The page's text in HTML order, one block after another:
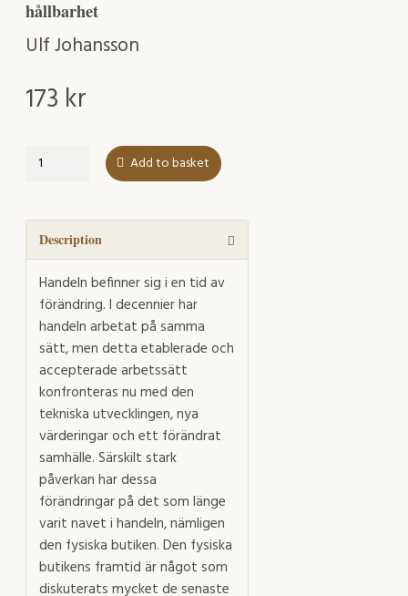
hållbarhet
Ulf Johansson
173 kr
Framtidens
quantity
Add to basket
Description
Handeln befinner sig i en tid av
förändring. I decennier har
handeln arbetat på samma
sätt, men detta etablerade och
accepterade arbetssätt
konfronteras nu med den
tekniska utvecklingen, nya
värderingar och ett förändrat
samhälle. Särskilt stark
påverkan har dessa
förändringar på det som länge
varit navet i handeln, nämligen
den fysiska butiken. Den fysiska
butikens framtid är något som
diskuterats mycket de senaste